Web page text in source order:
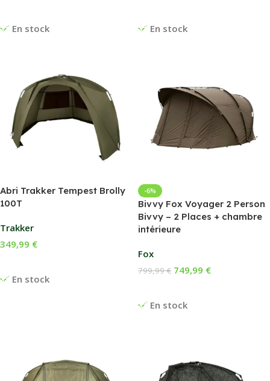
En stock En stock
Abri Trakker Tempest Brolly
100T
Trakker
En stock
349,99 €
-6%
Bivvy Fox Voyager 2 Person
Bivvy – 2 Places + chambre
intérieure
Fox
En stock
799,99€ 749,99 €